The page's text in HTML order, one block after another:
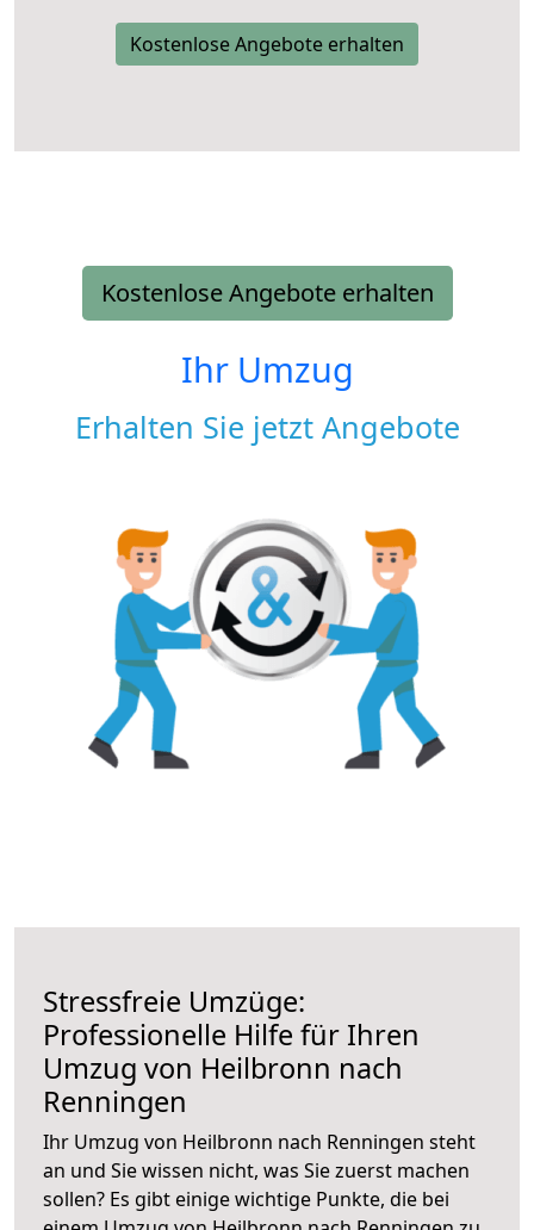
Kostenlose Angebote erhalten
Kostenlose Angebote erhalten
Ihr Umzug
Erhalten Sie jetzt Angebote
Stressfreie Umzüge:
Professionelle Hilfe für Ihren
Umzug von Heilbronn nach
Renningen
Ihr Umzug von Heilbronn nach Renningen steht
an und Sie wissen nicht, was Sie zuerst machen
sollen? Es gibt einige wichtige Punkte, die bei